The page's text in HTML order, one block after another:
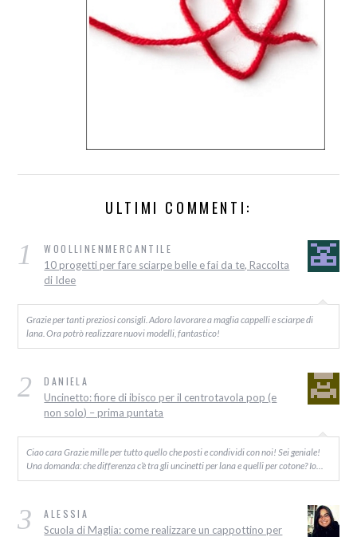
ULTIMI COMMENTI:
1 WOOLLINENMERCANTILE
10 progetti per fare sciarpe belle e fai da te, Raccolta
di Idee
Grazie per tanti preziosi consigli. Adoro lavorare a maglia cappelli e sciarpe di
lana. Ora potrò realizzare nuovi modelli, fantastico!
2 DANIELA
Uncinetto: fiore di ibisco per il centrotavola pop (e
non solo) – prima puntata
Ciao cara Grazie mille per tutto quello che posti e condividi con noi! Sei geniale!
Una domanda: che differenza c’è tra gli uncinetti per lana e quelli per cotone? Io…
3 ALESSIA
Scuola di Maglia: come realizzare un cappottino per